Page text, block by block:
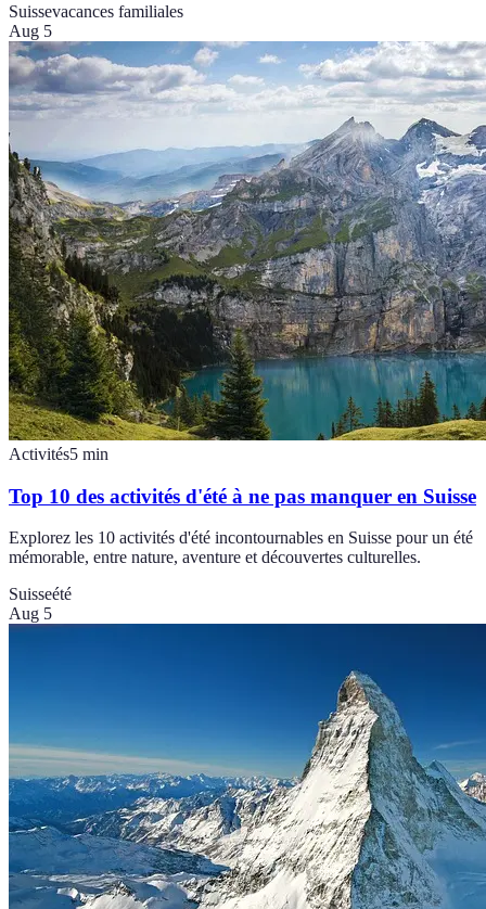
Suissevacances familiales
Aug 5
Activités5 min
Top 10 des activités d'été à ne pas manquer en Suisse
Explorez les 10 activités d'été incontournables en Suisse pour un été
mémorable, entre nature, aventure et découvertes culturelles.
Suisseété
Aug 5